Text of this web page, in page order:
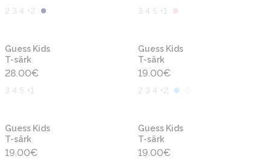
2 3 4 +2 3 4 5 +1
Guess Kids
T-särk
28.00€
3 4 5 +1
Guess Kids
T-särk
19.00€
2 3 4 +2
Guess Kids
T-särk
19.00€
Guess Kids
T-särk
19.00€